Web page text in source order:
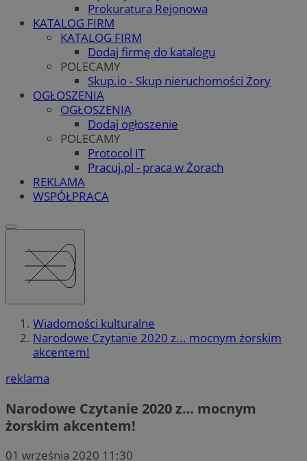
Prokuratura Rejonowa
KATALOG FIRM
KATALOG FIRM
Dodaj firmę do katalogu
POLECAMY
Skup.io - Skup nieruchomości Żory
OGŁOSZENIA
OGŁOSZENIA
Dodaj ogłoszenie
POLECAMY
Protocol IT
Pracuj.pl - praca w Żorach
REKLAMA
WSPÓŁPRACA
Wiadomości kulturalne
Narodowe Czytanie 2020 z... mocnym żorskim
akcentem!
reklama
Narodowe Czytanie 2020 z… mocnym
żorskim akcentem!
01 września 2020 11:30